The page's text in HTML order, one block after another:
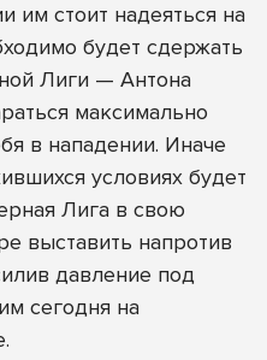
им стоит надеяться на
будет сдержать
Лиги — Антона
максимально
в нападении. Иначе
условиях будет
Лига в свою
выставить напротив
давление под
сегодня на